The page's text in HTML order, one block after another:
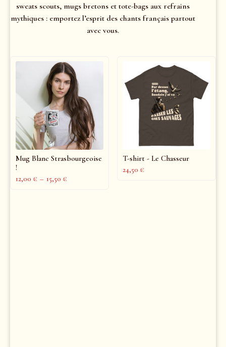
sweats scouts, mugs bretons et tote-bags aux refrains
mythiques : emportez l’esprit des chants français partout
avec vous.
Mug Blanc Strasbourgeoise
!
12,00 € – 15,50 €
T-shirt - Le Chasseur
24,50 €